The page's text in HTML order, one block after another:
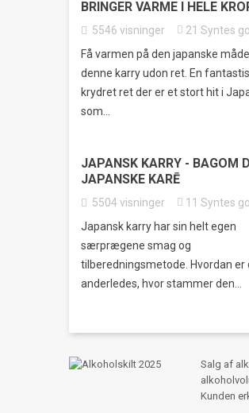
BRINGER VARME I HELE
5546 visninger 21 Syntes
Få varmen på den japanske
denne karry udon ret. En
krydret ret der er et stort hit i
som...
JAPANSK KARRY - BAGOM
JAPANSKE KARĒ
5504visninger 11 Syntes
Japansk karry har sin helt egen
særprægene smag og
tilberedningsmetode. Hvordan er
anderledes, hvor stammer den...
Salg af
Kunden